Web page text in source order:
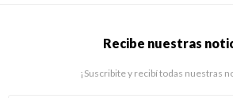
Recibe nuestras
¡Suscribite y recibí todas nuestras